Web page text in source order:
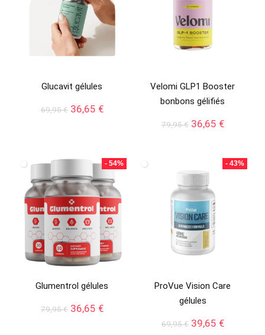
Glucavit gélules
69,95€ Le
69,95 €.
36,65 €Le
36,65 €.
Velomi GLP1 Booster
bonbons gélifiés
79,95€ Le
79,95 €.
36,65 €Le
est :
36,65 €.
- 54%
Glumentrol gélules
79,95€ Le
36,65 €Le
- 43%
ProVue Vision Care
gélules
69,95€ Le
39,65 €Le